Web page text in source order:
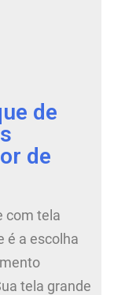
de
de
com tela
é a escolha
tela grande